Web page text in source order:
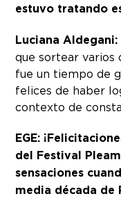
estuvo tratando
Luciana Aldegani:
que sortear varios
fue un tiempo de
felices de haber
contexto de
EGE:
del Festival
sensaciones
media década de